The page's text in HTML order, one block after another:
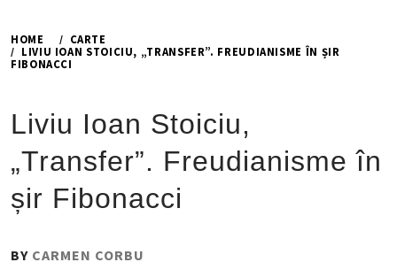
HOME
CARTE
LIVIU IOAN STOICIU, „TRANSFER”. FREUDIANISME ÎN ȘIR
FIBONACCI
Liviu Ioan Stoiciu,
„Transfer”. Freudianisme în
șir Fibonacci
PUBLISHED
BY CARMEN CORBU